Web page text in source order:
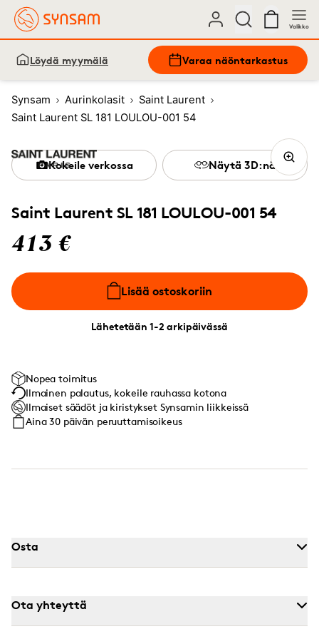
Valikko
Löydä myymälä Varaa näöntarkastus
Synsam Aurinkolasit
Saint Laurent
Saint Laurent SL 181 LOULOU-001 54
Saint Laurent SL 181 LOULOU-001 54
413 €
Lisää ostoskoriin
Lähetetään 1-2 arkipäivässä
Kokeile verkossa Näytä 3D:nä
Nopea toimitus
Ilmainen palautus, kokeile rauhassa kotona
Ilmaiset säädöt ja kiristykset Synsamin liikkeissä
Aina 30 päivän peruuttamisoikeus
Osta
Ota yhteyttä